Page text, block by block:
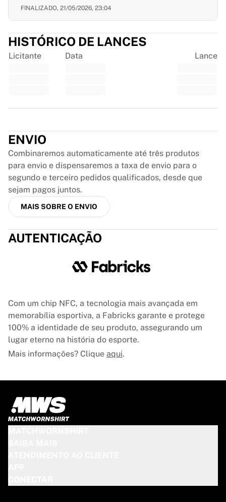
Outro
Glory Kickboxing
Minha coleção
FINALIZADO, 21/05/2026, 23:04
HISTÓRICO DE LANCES
Licitante Data Lance
ENVIO
Combinaremos automaticamente até três produtos
para envio e dispensaremos a taxa de envio para o
segundo e terceiro pedidos qualificados, desde que
sejam pagos juntos.
MAIS SOBRE O ENVIO
AUTENTICAÇÃO
Com um chip NFC, a tecnologia mais avançada em
memorabília esportiva, a Fabricks garante e protege
100% a identidade de seu produto, assegurando um
lugar eterno na história do esporte.
Mais informações? Clique aqui.